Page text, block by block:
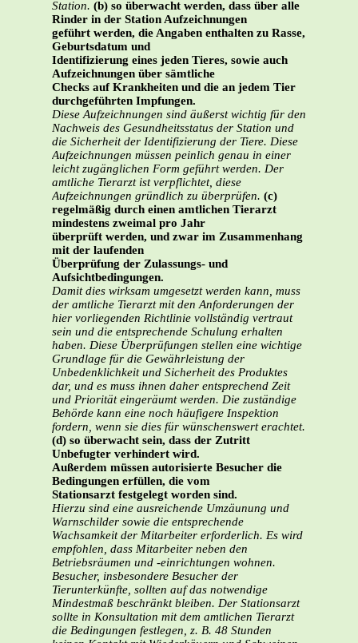
Station. (b) so überwacht werden, dass über alle
Rinder in der Station Aufzeichnungen
geführt werden, die Angaben enthalten zu Rasse,
Geburtsdatum und
Identifizierung eines jeden Tieres, sowie auch
Aufzeichnungen über sämtliche
Checks auf Krankheiten und die an jedem Tier
durchgeführten Impfungen.
Diese Aufzeichnungen sind äußerst wichtig für den
Nachweis des Gesundheitsstatus der Station und
die Sicherheit der Identifizierung der Tiere. Diese
Aufzeichnungen müssen peinlich genau in einer
leicht zugänglichen Form geführt werden. Der
amtliche Tierarzt ist verpflichtet, diese
Aufzeichnungen gründlich zu überprüfen. (c)
regelmäßig durch einen amtlichen Tierarzt
mindestens zweimal pro Jahr
überprüft werden, und zwar im Zusammenhang
mit der laufenden
Überprüfung der Zulassungs- und
Aufsichtbedingungen.
Damit dies wirksam umgesetzt werden kann, muss
der amtliche Tierarzt mit den Anforderungen der
hier vorliegenden Richtlinie vollständig vertraut
sein und die entsprechende Schulung erhalten
haben. Diese Überprüfungen stellen eine wichtige
Grundlage für die Gewährleistung der
Unbedenklichkeit und Sicherheit des Produktes
dar, und es muss ihnen daher entsprechend Zeit
und Priorität eingeräumt werden. Die zuständige
Behörde kann eine noch häufigere Inspektion
fordern, wenn sie dies für wünschenswert erachtet.
(d) so überwacht sein, dass der Zutritt
Unbefugter verhindert wird.
Außerdem müssen autorisierte Besucher die
Bedingungen erfüllen, die vom
Stationsarzt festgelegt worden sind.
Hierzu sind eine ausreichende Umzäunung und
Warnschilder sowie die entsprechende
Wachsamkeit der Mitarbeiter erforderlich. Es wird
empfohlen, dass Mitarbeiter neben den
Betriebsräumen und -einrichtungen wohnen.
Besucher, insbesondere Besucher der
Tierunterkünfte, sollten auf das notwendige
Mindestmaß beschränkt bleiben. Der Stationsarzt
sollte in Konsultation mit dem amtlichen Tierarzt
die Bedingungen festlegen, z. B. 48 Stunden